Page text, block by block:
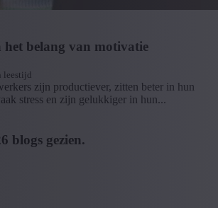
belang van motivatie
leestijd
zijn productiever, zitten beter in hun
stress en zijn gelukkiger in hun...
blogs gezien.